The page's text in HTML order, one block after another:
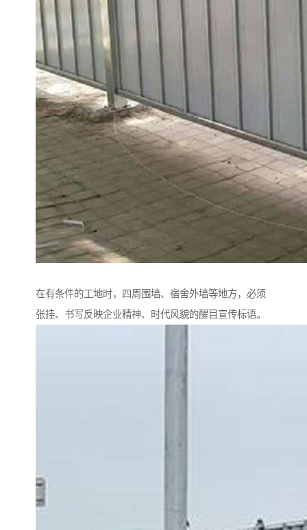
在有条件的工地时，四周围墙、宿舍外墙等地方，必须
张挂、书写反映企业精神、时代风貌的醒目宣传标语。